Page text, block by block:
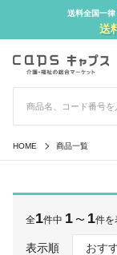
送料全国一律
送
HOME 商品一覧
全1件中 1 〜 1件を
表示順